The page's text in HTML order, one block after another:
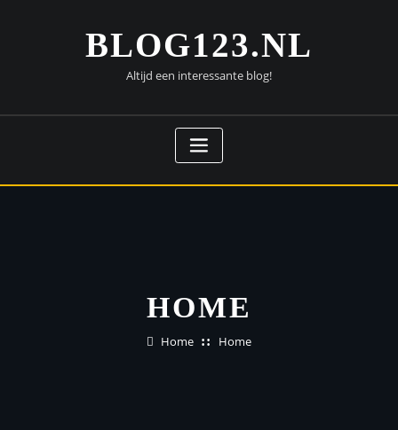
BLOG123.NL
Altijd een interessante blog!
HOME
Home Home